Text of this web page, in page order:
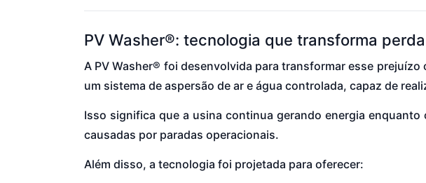
PV Washer®: tecnologia que transforma
A PV Washer® foi desenvolvida para transformar esse
um sistema de aspersão de ar e água controlada, capaz de
Isso significa que a usina continua gerando energia
causadas por paradas operacionais.
Além disso, a tecnologia foi projetada para oferecer: